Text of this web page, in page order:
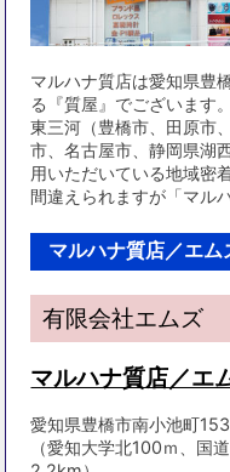
マルハナ質店は愛知県豊
る『質屋』でございます。
東三河（豊橋市、田原市
市、名古屋市、静岡県湖
用いただいている地域密
間違えられますが「マル
マルハナ質店／エ
有限会社エムズ
マルハナ質店／エ
愛知県豊橋市南小池町
（愛知大学北100ｍ、国